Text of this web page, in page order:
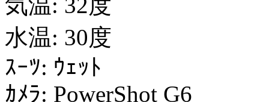
気温: 32度
水温: 30度
ｽｰﾂ: ｳｪｯﾄ
ｶﾒﾗ: PowerShot G6